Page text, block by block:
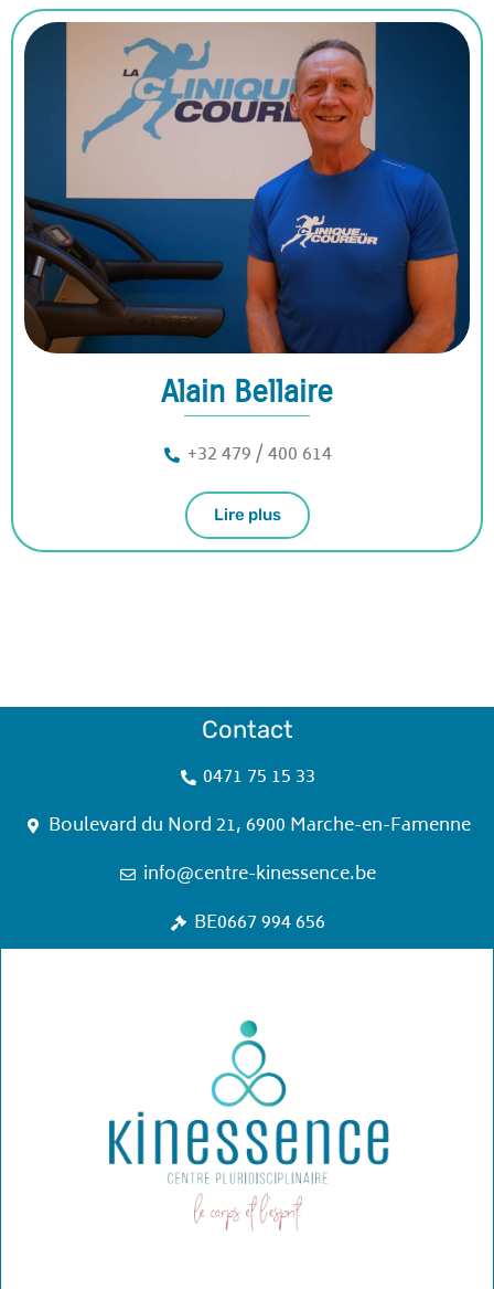
Alain Bellaire
+32 479 / 400 614
Lire plus
Contact
0471 75 15 33
Boulevard du Nord 21, 6900 Marche-en-Famenne
info@centre-kinessence.be
BE0667 994 656